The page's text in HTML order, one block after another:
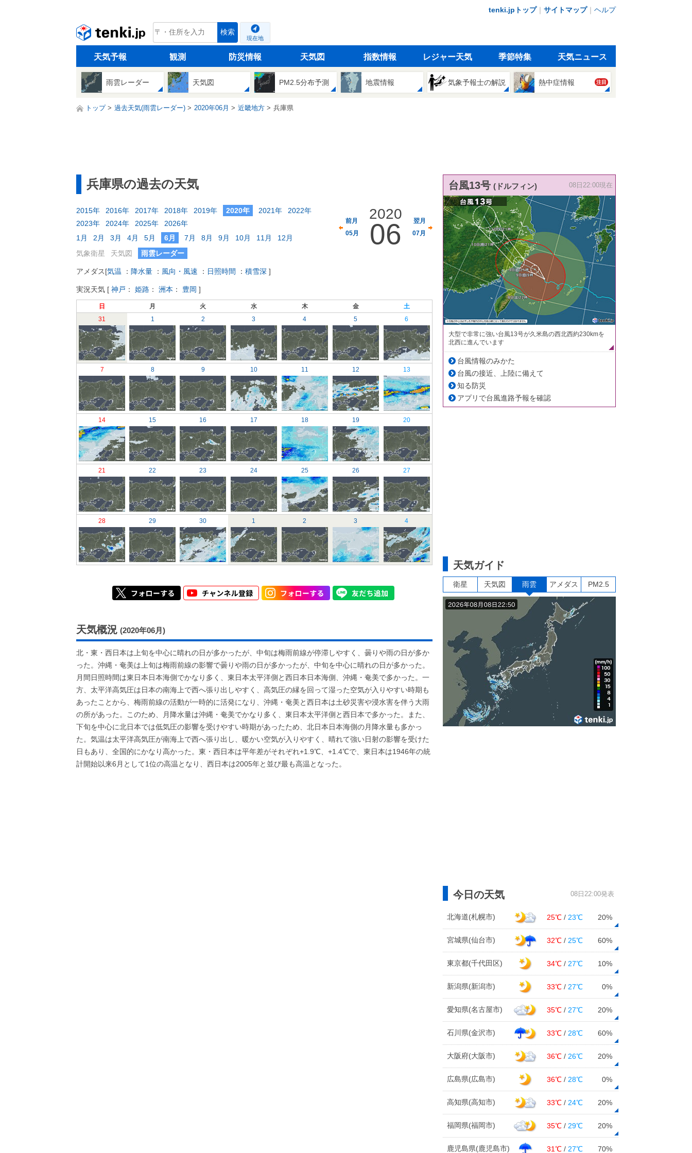
tenki.jpトップ｜ サイトマップ｜ ヘルプ
tenki.jp 検索
現在地
天気予報 観測 防災情報 天気図 指数情報 レジャー天気 季節特集 天気ニュース
雨雲レーダー 天気図 PM2.5分布予測 地震情報 気象予報士の解説 熱中症情報 注目
トップ 過去天気(雨雲レーダー) 2020年06月 近畿地方 兵庫県
兵庫県の過去の天気
翌月
07月
2020
06
前月
05月
2015年 2016年 2017年 2018年 2019年 2020年 2021年
2022年
2023年
2024年 2025年
2026年
1月
2月 3月 4月 5月 6月 7月 8月 9月 10月 11月
12月
気象衛星
天気図 雨雲レーダー
アメダス[気温 ： 降水量 ： 風向・風速 ： 日照時間 ： 積雪深 ]
実況天気 [ 神戸 ： 姫路 ： 洲本 ： 豊岡 ]
日 月 火 水 木 金
土
31
1 2 3 4 5 6
7 8 9 10 11 12 13
14 15 16 17 18 19 20
21 22 23 24 25 26 27
28 29 30 1 2 3 4
天気概況 (2020年06月)
北・東・西日本は上旬を中心に晴れの日が多かったが、中旬は梅雨前線が停滞しやすく、曇りや雨の日が多か
った。沖縄・奄美は上旬は梅雨前線の影響で曇りや雨の日が多かったが、中旬を中心に晴れの日が多かった。
月間日照時間は東日本日本海側でかなり多く、東日本太平洋側と西日本日本海側、沖縄・奄美で多かった。一
方、太平洋高気圧は日本の南海上で西へ張り出しやすく、高気圧の縁を回って湿った空気が入りやすい時期も
あったことから、梅雨前線の活動が一時的に活発になり、沖縄・奄美と西日本は土砂災害や浸水害を伴う大雨
の所があった。このため、月降水量は沖縄・奄美でかなり多く、東日本太平洋側と西日本で多かった。また、
下旬を中心に北日本では低気圧の影響を受けやすい時期があったため、北日本日本海側の月降水量も多かっ
た。気温は太平洋高気圧が南海上で西へ張り出し、暖かい空気が入りやすく、晴れて強い日射の影響を受けた
日もあり、全国的にかなり高かった。東・西日本は平年差がそれぞれ+1.9℃、+1.4℃で、東日本は1946年の統
計開始以来6月として1位の高温となり、西日本は2005年と並び最も高温となった。
台風13号 (ドルフィン) 08日22:00現在
大型で非常に強い台風13号が久米島の西北西約230kmを
北西に進んでいます
台風情報のみかた
台風の接近、上陸に備えて
知る防災
アプリで台風進路予報を確認
天気ガイド
衛星 天気図 雨雲 アメダス PM2.5
今日の天気 08日22:00発表
北海道(札幌市) 25℃ / 23℃ 20%
宮城県(仙台市) 32℃ / 25℃ 60%
東京都(千代田区) 34℃ / 27℃ 10%
新潟県(新潟市) 33℃ / 27℃ 0%
愛知県(名古屋市) 35℃ / 27℃ 20%
石川県(金沢市) 33℃ / 28℃ 60%
大阪府(大阪市) 36℃ / 26℃ 20%
広島県(広島市) 36℃ / 28℃ 0%
高知県(高知市) 33℃ / 24℃ 20%
福岡県(福岡市) 35℃ / 29℃ 20%
鹿児島県(鹿児島市) 31℃ / 27℃ 70%